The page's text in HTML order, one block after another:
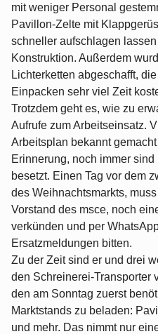
mit weniger Personal
Pavillon-Zelte mit
schneller aufschlagen
Konstruktion. Außerdem
Lichterketten abgeschafft,
Einpacken sehr viel Zeit
Trotzdem geht es, wie zu
Aufrufe zum Arbeitseinsatz.
Arbeitsplan bekannt
Erinnerung, noch immer sind
besetzt. Einen Tag vor dem
des Weihnachtsmarkts,
Vorstand des msce, noch
verkünden und per
Ersatzmeldungen bitten.
Zu der Zeit sind er und drei
den Schreinerei-Transporter
den am Sonntag zuerst
Marktstands zu beladen:
und mehr. Das nimmt nur